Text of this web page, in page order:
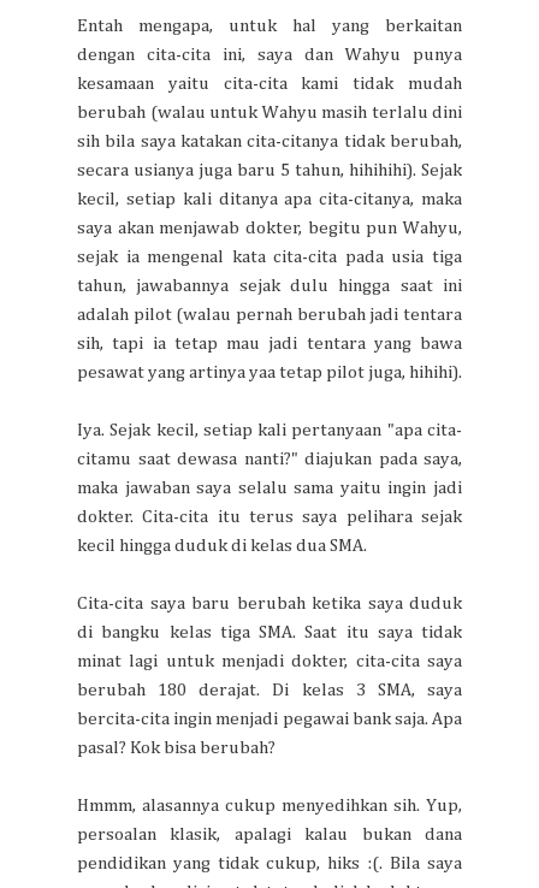
Entah mengapa, untuk hal yang berkaitan
dengan cita-cita ini, saya dan Wahyu punya
kesamaan yaitu cita-cita kami tidak mudah
berubah (walau untuk Wahyu masih terlalu dini
sih bila saya katakan cita-citanya tidak berubah,
secara usianya juga baru 5 tahun, hihihihi). Sejak
kecil, setiap kali ditanya apa cita-citanya, maka
saya akan menjawab dokter, begitu pun Wahyu,
sejak ia mengenal kata cita-cita pada usia tiga
tahun, jawabannya sejak dulu hingga saat ini
adalah pilot (walau pernah berubah jadi tentara
sih, tapi ia tetap mau jadi tentara yang bawa
pesawat yang artinya yaa tetap pilot juga, hihihi).
Iya. Sejak kecil, setiap kali pertanyaan "apa cita-
citamu saat dewasa nanti?" diajukan pada saya,
maka jawaban saya selalu sama yaitu ingin jadi
dokter. Cita-cita itu terus saya pelihara sejak
kecil hingga duduk di kelas dua SMA.
Cita-cita saya baru berubah ketika saya duduk
di bangku kelas tiga SMA. Saat itu saya tidak
minat lagi untuk menjadi dokter, cita-cita saya
berubah 180 derajat. Di kelas 3 SMA, saya
bercita-cita ingin menjadi pegawai bank saja. Apa
pasal? Kok bisa berubah?
Hmmm, alasannya cukup menyedihkan sih. Yup,
persoalan klasik, apalagi kalau bukan dana
pendidikan yang tidak cukup, hiks :(. Bila saya